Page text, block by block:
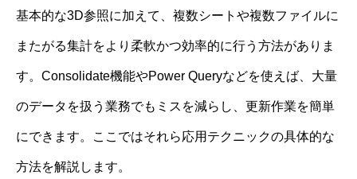
基本的な3D参照に加えて、複数シートや複数ファイルに
またがる集計をより柔軟かつ効率的に行う方法がありま
す。Consolidate機能やPower Queryなどを使えば、大量
のデータを扱う業務でもミスを減らし、更新作業を簡単
にできます。ここではそれら応用テクニックの具体的な
方法を解説します。